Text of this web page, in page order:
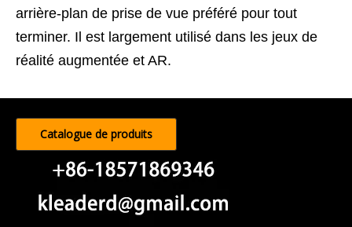
arrière-plan de prise de vue préféré pour tout
terminer. Il est largement utilisé dans les jeux de
réalité augmentée et AR.
Catalogue de produits